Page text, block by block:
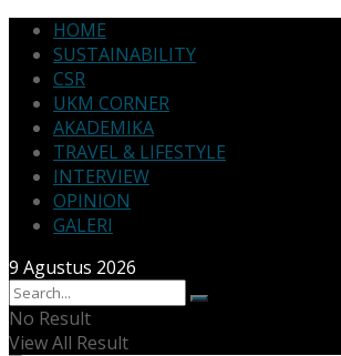
HOME
SUSTAINABILITY
CSR
UKM CORNER
AKADEMIKA
TRAVEL & LIFESTYLE
INTERVIEW
OPINION
GALERI
9 Agustus 2026
No Result
View All Result